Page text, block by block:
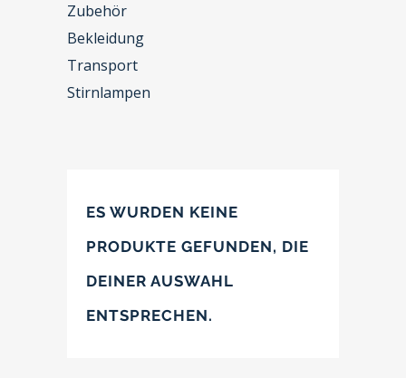
Zubehör
Bekleidung
Transport
Stirnlampen
ES WURDEN KEINE
PRODUKTE GEFUNDEN, DIE
DEINER AUSWAHL
ENTSPRECHEN.